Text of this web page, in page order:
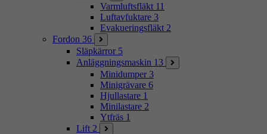
Varmluftsfläkt 11
Luftavfuktare 3
Evakueringsfläkt 2
Fordon 36
Släpkärror 5
Anläggningsmaskin 13
Minidumper 3
Minigrävare 6
Hjullastare 1
Minilastare 2
Ytfräs 1
Lift 2